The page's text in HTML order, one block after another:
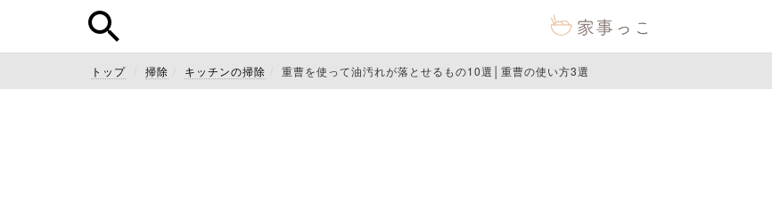
トップ 掃除 キッチンの掃除 重曹を使って油汚れが落とせるもの10選│重曹の使い方3選